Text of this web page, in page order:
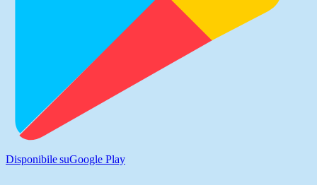
Disponibile suGoogle Play